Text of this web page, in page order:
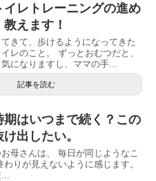
イレトレーニングの進め
えます！
きて、歩けるようになってきた
レのこと。 ずっとおむつだと、
になりますし、ママの手...
記事を読む
期はいつまで続く？この
出したい。
母さんは、 毎日が同じようなこ
りが見えないように感じます。